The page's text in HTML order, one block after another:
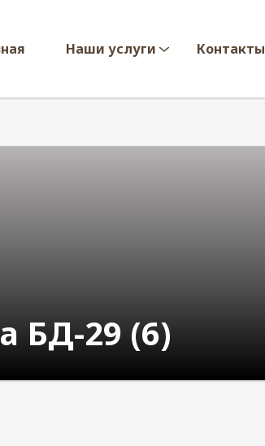
Наши услуги Контакты
БД-29 (6)